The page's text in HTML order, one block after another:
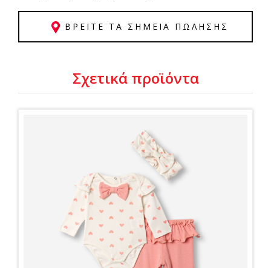
ΒΡΕΙΤΕ ΤΑ ΣΗΜΕΙΑ ΠΩΛΗΣΗΣ
Σχετικά προϊόντα